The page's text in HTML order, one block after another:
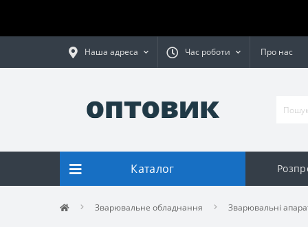
Наша адреса Час роботи Про нас
Каталог
Зварювальне обладнання Зварювальні